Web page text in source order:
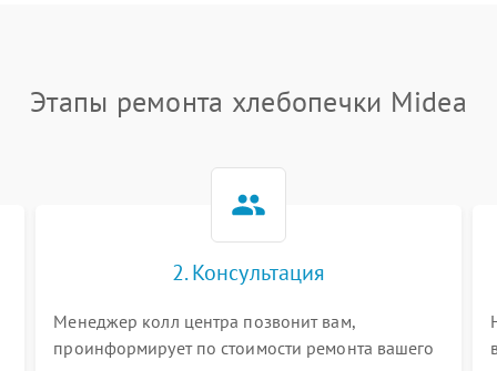
Этапы ремонта хлебопечки Midea
2. Консультация
Менеджер колл центра позвонит вам,
проинформирует по стоимости ремонта вашего